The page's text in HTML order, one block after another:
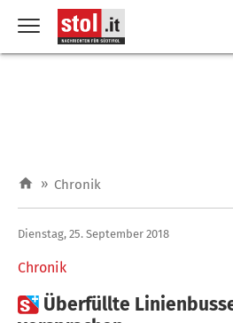
» Chronik
Chronik
Dienstag, 25. September 2018
 Überfüllte